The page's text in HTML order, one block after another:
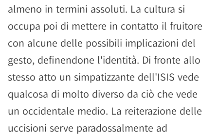
almeno in termini assoluti. La cultura si
occupa poi di mettere in contatto il fruitore
con alcune delle possibili implicazioni del
gesto, definendone l'identità. Di fronte allo
stesso atto un simpatizzante dell'ISIS vede
qualcosa di molto diverso da ciò che vede
un occidentale medio. La reiterazione delle
uccisioni serve paradossalmente ad